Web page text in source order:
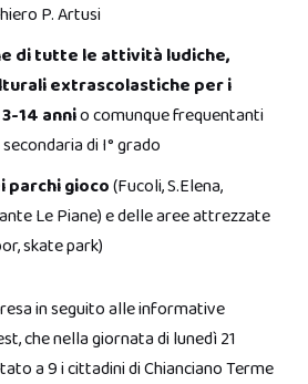
P. Artusi
di tutte le attività ludiche,
extrascolastiche per i
14 annio comunque frequentanti
di I° grado
parchi gioco(Fucoli, S.Elena,
Le Piane) e delle aree attrezzate
skate park)
in seguito alle informative
che nella giornata di lunedì 21
a 9 i cittadini di Chianciano Terme